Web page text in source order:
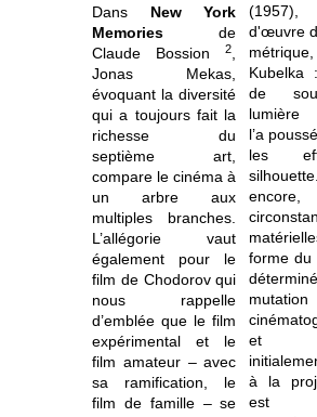
Dans New York
Memoriesde
Claude Bossion2
Jonas Mekas,
évoquant la diversité
qui a toujours fait la
richesse du
septième art,
compare le cinéma à
un arbre aux
multiples branches.
L’allégorie vaut
également pour le
film de Chodorov qui
nous rappelle
d’emblée que le film
expérimental et le
film amateur – avec
sa ramification, le
film de famille – se
d'œuvre
Kubelka
de
lumière
l’a
les
forme
et
à la
est